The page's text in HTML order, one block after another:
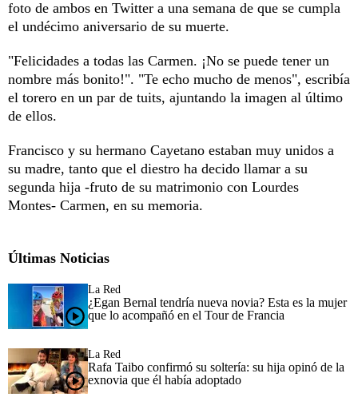
foto de ambos en Twitter a una semana de que se cumpla
el undécimo aniversario de su muerte.
"Felicidades a todas las Carmen. ¡No se puede tener un
nombre más bonito!". "Te echo mucho de menos", escribía
el torero en un par de tuits, ajuntando la imagen al último
de ellos.
Francisco y su hermano Cayetano estaban muy unidos a
su madre, tanto que el diestro ha decido llamar a su
segunda hija -fruto de su matrimonio con Lourdes
Montes- Carmen, en su memoria.
Últimas Noticias
La Red
¿Egan Bernal tendría nueva novia? Esta es la mujer
que lo acompañó en el Tour de Francia
La Red
Rafa Taibo confirmó su soltería: su hija opinó de la
exnovia que él había adoptado